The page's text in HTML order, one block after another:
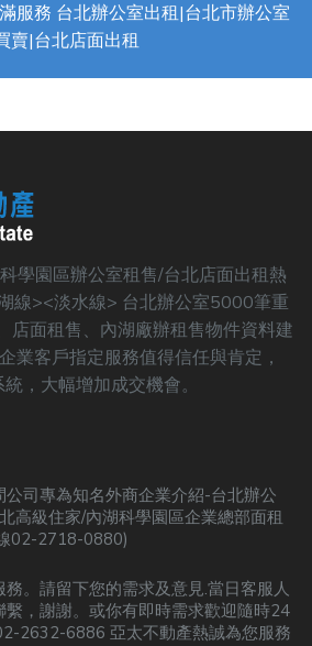
服務 台北辦公室出租|台北市辦公室
賣|台北店面出租
學園區辦公室租售/台北店面出租熱
線><淡水線> 台北辦公室5000筆重
店面租售、內湖廠辦租售物件資料建
業客戶指定服務值得信任與肯定，
，大幅增加成交機會。
公司專為知名外商企業介紹-台北辦公
高級住家/內湖科學園區企業總部面租
02-2718-0880)
務。請留下您的需求及意見.當日客服人
繫，謝謝。或你有即時需求歡迎隨時24
2632-6886 亞太不動產熱誠為您服務